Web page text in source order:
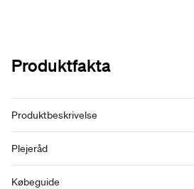
Produktfakta
Produktbeskrivelse
Plejeråd
Købeguide